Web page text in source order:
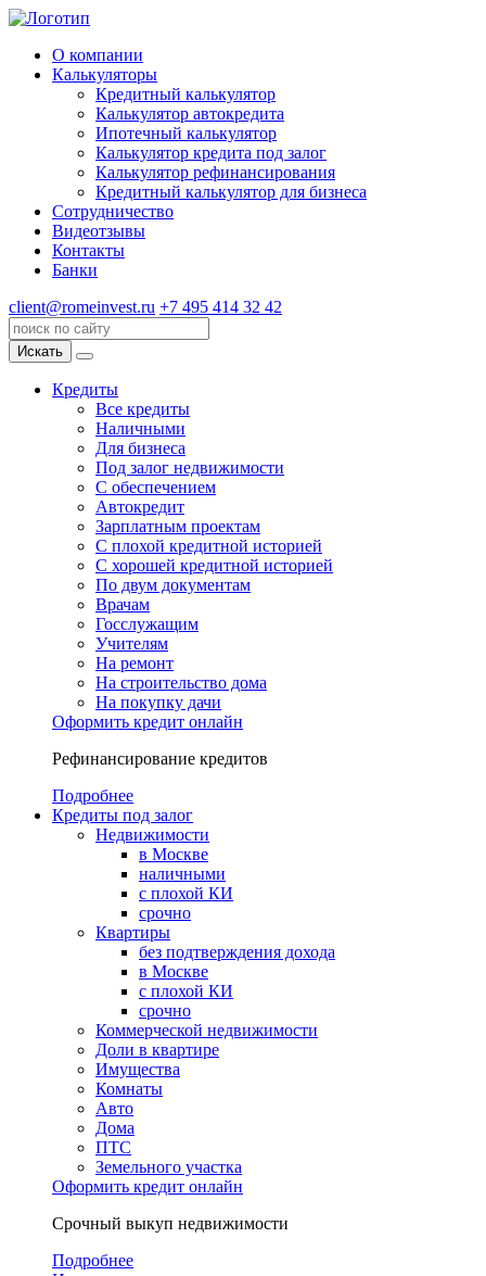
О компании
Калькуляторы
Кредитный калькулятор
Калькулятор автокредита
Ипотечный калькулятор
Калькулятор кредита под залог
Калькулятор рефинансирования
Кредитный калькулятор для бизнеса
Сотрудничество
Видеотзывы
Контакты
Банки
client@romeinvest.ru +7 495 414 32 42
Искать
Кредиты
Все кредиты
Наличными
Для бизнеса
Под залог недвижимости
С обеспечением
Автокредит
Зарплатным проектам
С плохой кредитной историей
С хорошей кредитной историей
По двум документам
Врачам
Госслужащим
Учителям
На ремонт
На строительство дома
На покупку дачи
Оформить кредит онлайн
Рефинансирование кредитов
Подробнее
Кредиты под залог
Недвижимости
в Москве
наличными
с плохой КИ
срочно
Квартиры
без подтверждения дохода
в Москве
с плохой КИ
срочно
Коммерческой недвижимости
Доли в квартире
Имущества
Комнаты
Авто
Дома
ПТС
Земельного участка
Оформить кредит онлайн
Срочный выкуп недвижимости
Подробнее